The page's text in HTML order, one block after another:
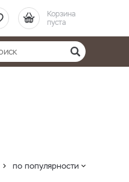
Корзина
пуста
по популярности